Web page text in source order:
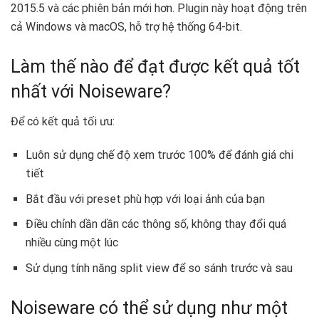
2015.5 và các phiên bản mới hơn. Plugin này hoạt động trên
cả Windows và macOS, hỗ trợ hệ thống 64-bit.
Làm thế nào để đạt được kết quả tốt
nhất với Noiseware?
Để có kết quả tối ưu:
Luôn sử dụng chế độ xem trước 100% để đánh giá chi
tiết
Bắt đầu với preset phù hợp với loại ảnh của bạn
Điều chỉnh dần dần các thông số, không thay đổi quá
nhiều cùng một lúc
Sử dụng tính năng split view để so sánh trước và sau
Noiseware có thể sử dụng như một